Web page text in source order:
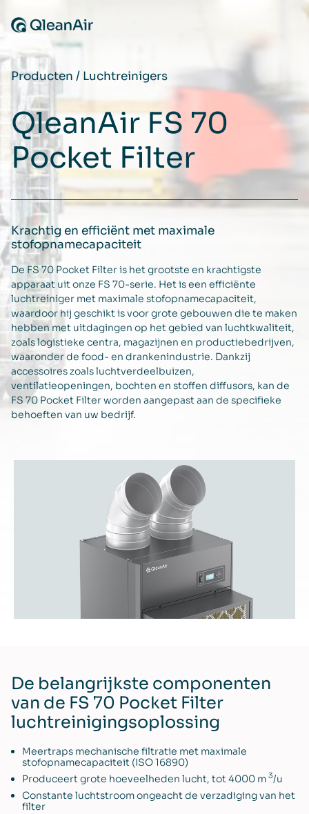
Producten / Luchtreinigers
QleanAir FS 70
Pocket Filter
Krachtig en efficiënt met maximale
stofopnamecapaciteit
De FS 70 Pocket Filter is het grootste en krachtigste
apparaat uit onze FS 70-serie. Het is een efficiënte
luchtreiniger met maximale stofopnamecapaciteit,
waardoor hij geschikt is voor grote gebouwen die te maken
hebben met uitdagingen op het gebied van luchtkwaliteit,
zoals logistieke centra, magazijnen en productiebedrijven,
waaronder de food- en drankenindustrie. Dankzij
accessoires zoals luchtverdeelbuizen,
ventilatieopeningen, bochten en stoffen diffusors, kan de
FS 70 Pocket Filter worden aangepast aan de specifieke
behoeften van uw bedrijf.
De belangrijkste componenten
van de FS 70 Pocket Filter
luchtreinigingsoplossing
Meertraps mechanische filtratie met maximale
stofopnamecapaciteit (ISO 16890)
Produceert grote hoeveelheden lucht, tot 4000 m 3/u
Constante luchtstroom ongeacht de verzadiging van het
filter